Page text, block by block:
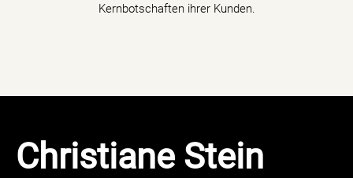
Kernbotschaften ihrer Kunden.
Christiane Stein